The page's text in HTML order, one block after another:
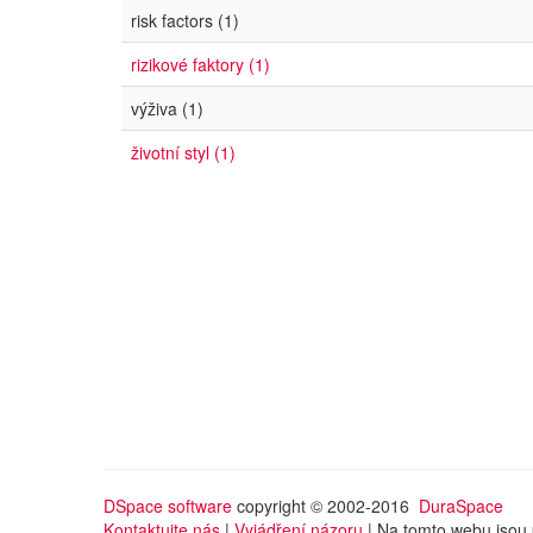
risk factors (1)
rizikové faktory (1)
výživa (1)
životní styl (1)
DSpace software copyright © 2002-2016 DuraSpace